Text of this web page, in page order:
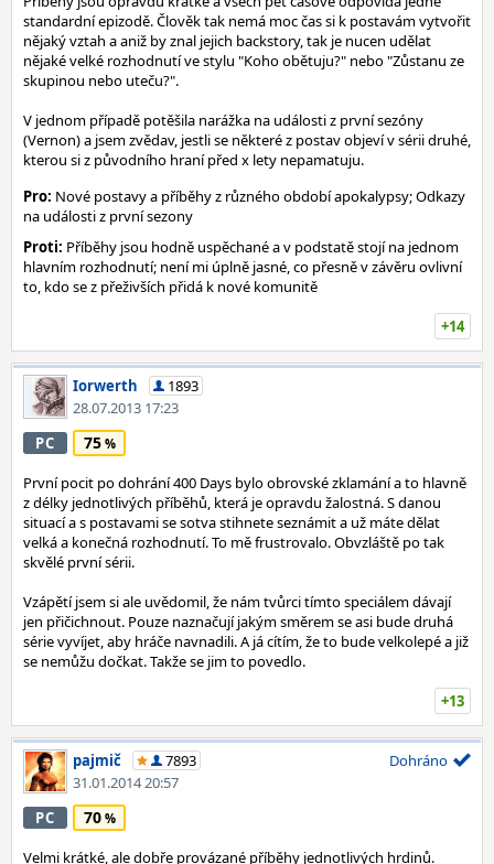
standardní epizodě. Člověk tak nemá moc čas si k postavám vytvořit
nějaký vztah a aniž by znal jejich backstory, tak je nucen udělat
nějaké velké rozhodnutí ve stylu "Koho obětuju?" nebo "Zůstanu ze
skupinou nebo uteču?".
V jednom případě potěšila narážka na události z první sezóny
(Vernon) a jsem zvědav, jestli se některé z postav objeví v sérii druhé,
kterou si z původního hraní před x lety nepamatuju.
Pro: Nové postavy a příběhy z různého období apokalypsy; Odkazy
na události z první sezony
Proti: Příběhy jsou hodně uspěchané a v podstatě stojí na jednom
hlavním rozhodnutí; není mi úplně jasné, co přesně v závěru ovlivní
to, kdo se z přeživších přidá k nové komunitě
+14
Iorwerth
1893
28.07.2013 17:23
PC
75
První pocit po dohrání 400 Days bylo obrovské zklamání a to hlavně
z délky jednotlivých příběhů, která je opravdu žalostná. S danou
situací a s postavami se sotva stihnete seznámit a už máte dělat
velká a konečná rozhodnutí. To mě frustrovalo. Obvzláště po tak
skvělé první sérii.
Vzápětí jsem si ale uvědomil, že nám tvůrci tímto speciálem dávají
jen přičichnout. Pouze naznačují jakým směrem se asi bude druhá
série vyvíjet, aby hráče navnadili. A já cítím, že to bude velkolepé a již
se nemůžu dočkat. Takže se jim to povedlo.
+13
pajmič
7893
31.01.2014 20:57
Dohráno
PC 70
Velmi krátké, ale dobře provázané příběhy jednotlivých hrdinů.